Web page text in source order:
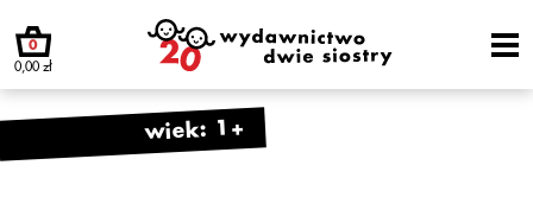
0
0,00 zł
wiek: 1+